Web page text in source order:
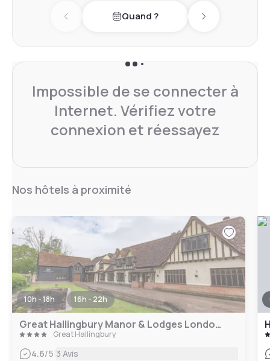
Previous dayQuand ? Next day
Impossible de se connecter à
Internet. Vérifiez votre
connexion et réessayez
Nos hôtels à proximité
10h - 18h 16h - 22h
Great Hallingbury Manor & Lodges London Stansted
Great Hallingbury
4.6/5|3 Avis